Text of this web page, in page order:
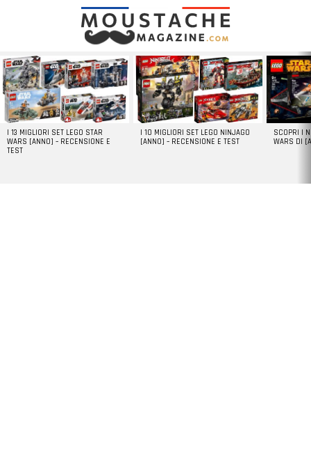
LATEST
STORIES
I 13 MIGLIORI SET LEGO STAR
WARS [ANNO] – RECENSIONE E
TEST
I 10 MIGLIORI SET LEGO NINJAGO
[ANNO] – RECENSIONE E TEST
SCOPRI I
WARS DI